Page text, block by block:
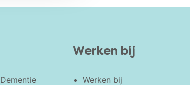
Dementie
Werken bij
Werken bij